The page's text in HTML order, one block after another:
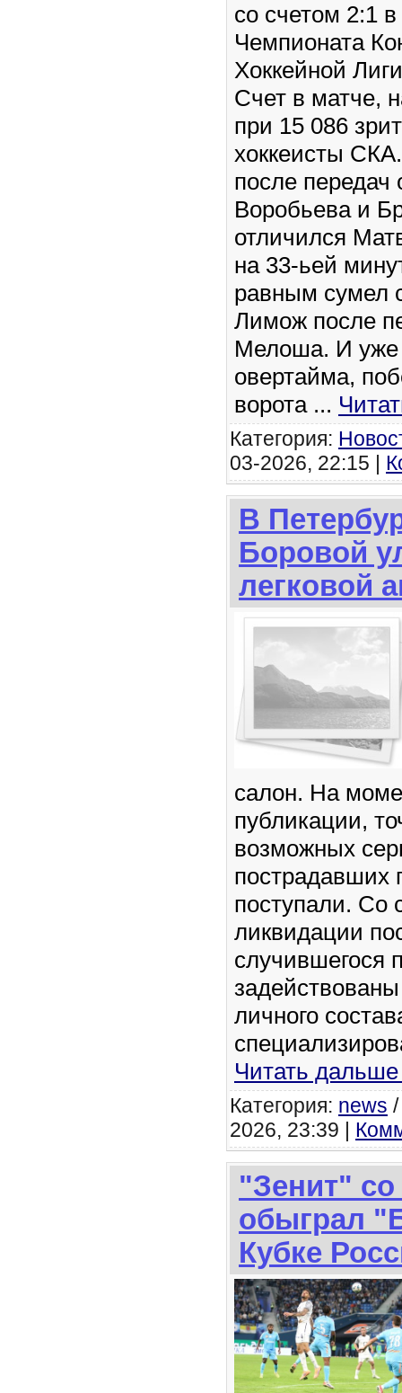
со счетом 2:1
Чемпионата
Хоккейной
Счет в матче,
при 15 086
хоккеисты
после
Воробьева и
отличился
на 33-ьей
равным сумел
Лимож после
Мелоша. И уже
овертайма,
ворота ...
Категория:
03-2026, 22:15 |
В
Боровой
легковой
салон. На
публикации,
возможных
пострадавших
поступали. Со
ликвидации
случившегося
личного
Читать
Категория: news
2026, 23:39 |
"Зенит" со
обыграл
Кубке